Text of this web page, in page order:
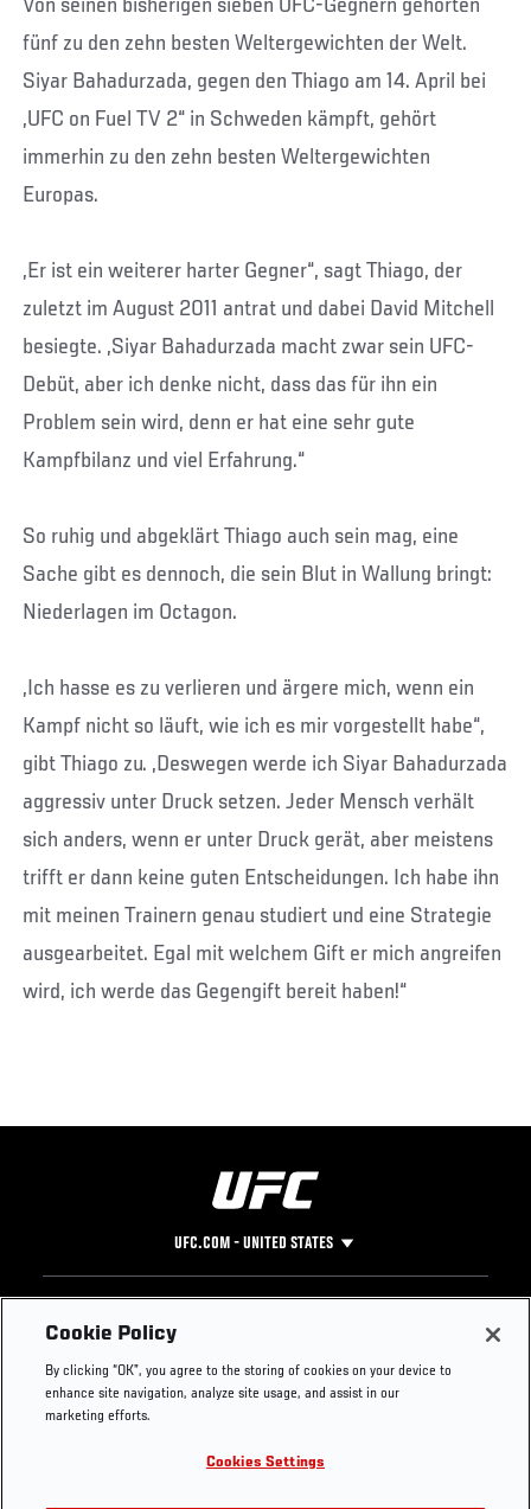
Von seinen bisherigen sieben UFC-Gegnern gehörten
fünf zu den zehn besten Weltergewichten der Welt.
Siyar Bahadurzada, gegen den Thiago am 14. April bei
„UFC on Fuel TV 2“ in Schweden kämpft, gehört
immerhin zu den zehn besten Weltergewichten
Europas.
„Er ist ein weiterer harter Gegner“, sagt Thiago, der
zuletzt im August 2011 antrat und dabei David Mitchell
besiegte. „Siyar Bahadurzada macht zwar sein UFC-
Debüt, aber ich denke nicht, dass das für ihn ein
Problem sein wird, denn er hat eine sehr gute
Kampfbilanz und viel Erfahrung.“
So ruhig und abgeklärt Thiago auch sein mag, eine
Sache gibt es dennoch, die sein Blut in Wallung bringt:
Niederlagen im Octagon.
„Ich hasse es zu verlieren und ärgere mich, wenn ein
Kampf nicht so läuft, wie ich es mir vorgestellt habe“,
gibt Thiago zu. „Deswegen werde ich Siyar Bahadurzada
aggressiv unter Druck setzen. Jeder Mensch verhält
sich anders, wenn er unter Druck gerät, aber meistens
trifft er dann keine guten Entscheidungen. Ich habe ihn
mit meinen Trainern genau studiert und eine Strategie
ausgearbeitet. Egal mit welchem Gift er mich angreifen
wird, ich werde das Gegengift bereit haben!“
UFC.COM - UNITED STATES
Footer
UFC
UFC Foundation
UFC Careers
Store
Instagram
YouTube
TikTok
Press
Cookie Policy
By clicking “OK”, you agree to the storing of cookies on your device to
enhance site navigation, analyze site usage, and assist in our
marketing efforts.
Cookies Settings